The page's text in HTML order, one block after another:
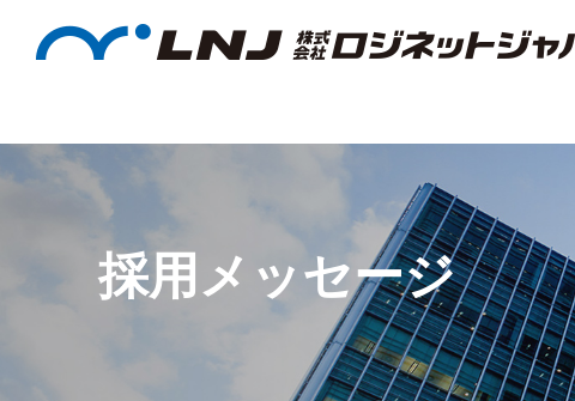
採用メッセージ
事業・サービス
投資家情報
サステナビリティ
企業情報
採用情報